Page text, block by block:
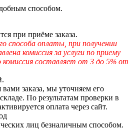
способом.
при приёме заказа.
способа оплаты, при получении
комиссия за услуги по приему
составляет от 3 до 5% от
заказа, мы уточняем его
По результатам проверки в
оплата через сайт.
лиц безналичным способом.